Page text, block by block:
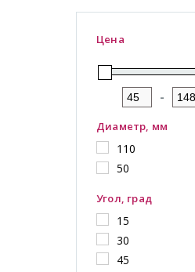
Цена
-
Диаметр, мм
110
50
Угол, град
15
30
45